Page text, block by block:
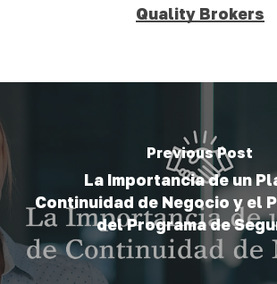
Quality Brokers
Previous Post
La Importancia de un
Continuidad de Negocio y el
del Programa de